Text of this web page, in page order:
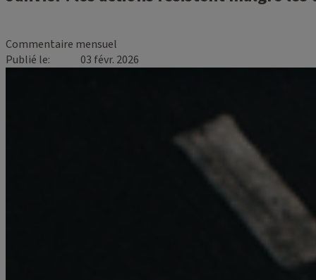
Commentaire mensuel
Publié le
03 févr. 2026